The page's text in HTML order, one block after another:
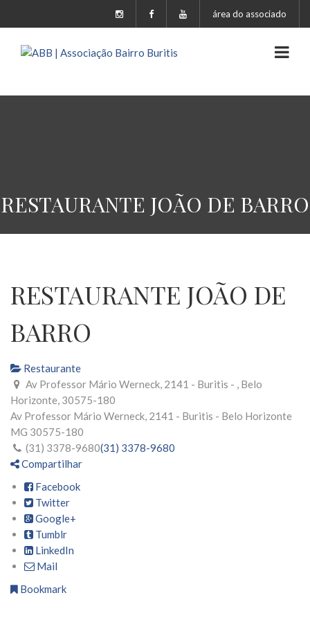
área do associado
RESTAURANTE JOÃO DE BARRO
RESTAURANTE JOÃO DE
BARRO
Restaurante
Av Professor Mário Werneck, 2141 - Buritis - , Belo
Horizonte, 30575-180
Av Professor Mário Werneck, 2141 - Buritis - Belo Horizonte
MG 30575-180
(31) 3378-9680(31) 3378-9680
Compartilhar
Facebook
Twitter
Google+
Tumblr
LinkedIn
Mail
Bookmark